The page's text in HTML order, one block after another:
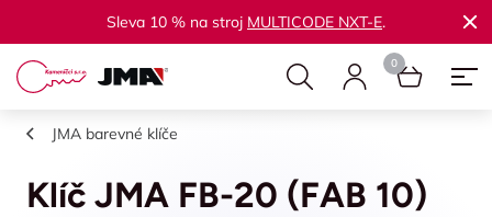
Sleva 10 % na stroj MULTICODE NXT-E.
JMA barevné klíče
Klíč JMA FB-20 (FAB 10)